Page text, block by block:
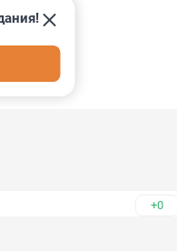
+0